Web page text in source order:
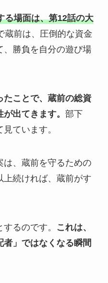
る場面は、第12話の大
蔵前は、圧倒的な資金
、勝負を自分の遊び場
たことで、蔵前の総資
出てきます。 部下
ています。
は、蔵前を守るための
続ければ、蔵前がす
るのです。
これは、
」ではなくなる瞬間